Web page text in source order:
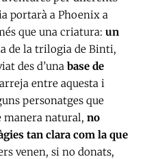
portarà a Phoenix a
que una criatura: un
de la trilogia de Binti,
des d’una base de
entre aquesta i
personatges que
manera natural, no
tan clara com la que
venen, si no donats,